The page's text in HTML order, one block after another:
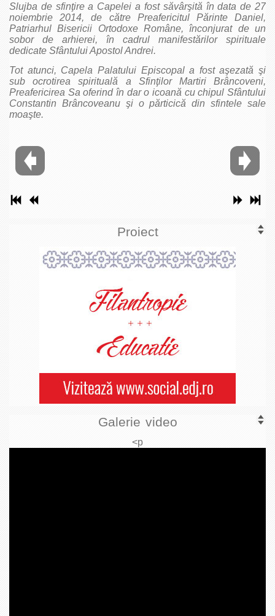
Slujba de sfinţire a Capelei a fost săvârşită în data de 27
noiembrie 2014, de către Preafericitul Părinte Daniel,
Patriarhul Bisericii Ortodoxe Române, înconjurat de un
sobor de arhierei, în cadrul manifestărilor spirituale
dedicate Sfântului Apostol Andrei.
Tot atunci, Capela Palatului Episcopal a fost aşezată şi
sub ocrotirea spirituală a Sfinţilor Martiri Brâncoveni,
Preafericirea Sa oferind în dar o icoană cu chipul Sfântului
Constantin Brâncoveanu şi o părticică din sfintele sale
moaşte.
Proiect
Galerie video
<p